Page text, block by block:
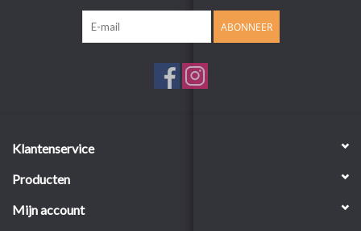
ABONNEER
Klantenservice
Producten
Mijn account